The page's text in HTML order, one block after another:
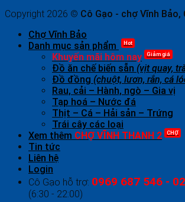
Copyright 2026 © Cô Gạo - chợ Vĩnh Bảo,
Chợ Vĩnh Bảo
Danh mục sản phẩm
Hot
Khuyến mãi hôm nay Giảm giá
Đồ ăn chế biến sẵn (vịt quay,
Đồ đồng (chuột, lươn, rắn, cá
Rau, cải – Hành, ngò – Gia vị
Tạp hoá – Nước đá
Thịt – Cá – Hải sản – Trứng
Trái cây các loại
Xem thêm CHỢ VĨNH THANH 2 CHỢ
Tin tức
Liên hệ
Login
Cô Gạo hỗ trợ: 0969 687 546 -
(6:30 - 22:00)